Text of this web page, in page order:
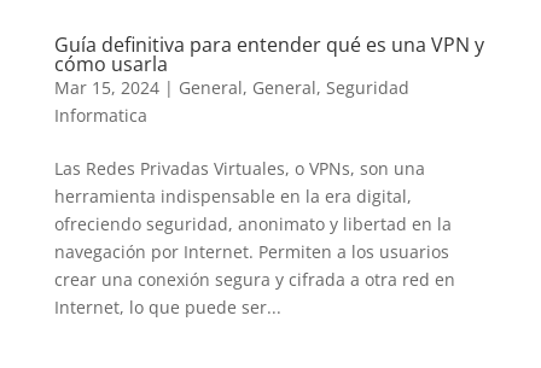
Guía definitiva para entender qué es una VPN y
cómo usarla
Mar 15, 2024| General, General, Seguridad
Informatica
Las Redes Privadas Virtuales, o VPNs, son una
herramienta indispensable en la era digital,
ofreciendo seguridad, anonimato y libertad en la
navegación por Internet. Permiten a los usuarios
crear una conexión segura y cifrada a otra red en
Internet, lo que puede ser...